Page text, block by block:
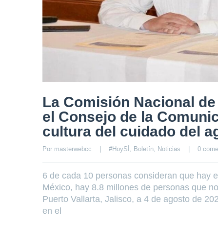
La Comisión Nacional
el Consejo de la
cultura del cuidado del
Por masterwebcc #HoySÍ , Boletín, Noticias 0
6 de cada 10 personas consideran que hay
México, hay 8.8 millones de personas que
Puerto Vallarta, Jalisco, a 4 de agosto de
en el